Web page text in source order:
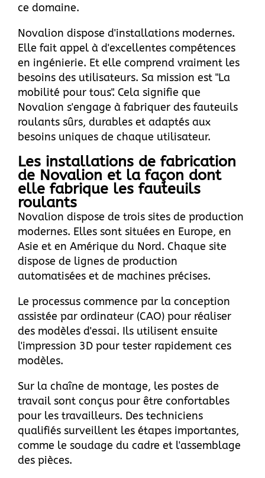
ce domaine.
Novalion dispose d'installations modernes.
Elle fait appel à d'excellentes compétences
en ingénierie. Et elle comprend vraiment les
besoins des utilisateurs. Sa mission est "La
mobilité pour tous". Cela signifie que
Novalion s'engage à fabriquer des fauteuils
roulants sûrs, durables et adaptés aux
besoins uniques de chaque utilisateur.
Les installations de fabrication
de Novalion et la façon dont
elle fabrique les fauteuils
roulants
Novalion dispose de trois sites de production
modernes. Elles sont situées en Europe, en
Asie et en Amérique du Nord. Chaque site
dispose de lignes de production
automatisées et de machines précises.
Le processus commence par la conception
assistée par ordinateur (CAO) pour réaliser
des modèles d'essai. Ils utilisent ensuite
l'impression 3D pour tester rapidement ces
modèles.
Sur la chaîne de montage, les postes de
travail sont conçus pour être confortables
pour les travailleurs. Des techniciens
qualifiés surveillent les étapes importantes,
comme le soudage du cadre et l'assemblage
des pièces.